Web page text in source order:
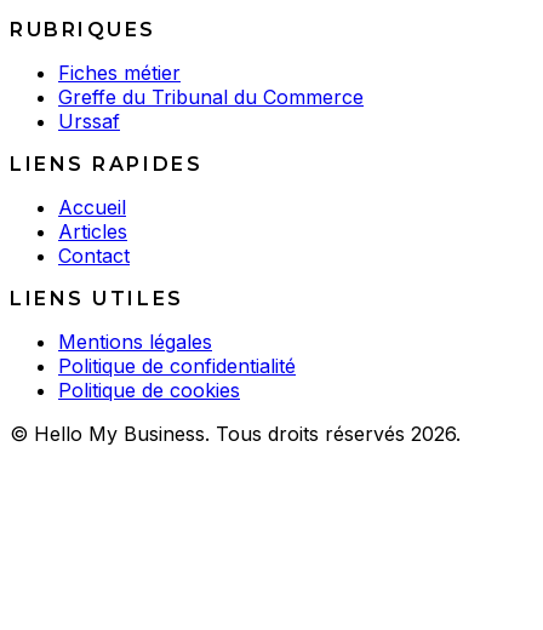
RUBRIQUES
Fiches métier
Greffe du Tribunal du Commerce
Urssaf
LIENS RAPIDES
Accueil
Articles
Contact
LIENS UTILES
Mentions légales
Politique de confidentialité
Politique de cookies
© Hello My Business. Tous droits réservés 2026.